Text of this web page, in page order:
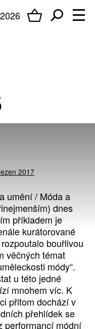
2017
umění / Móda a
dnes
příkladem je
kurátorované
bouřlivou
věčných témat
módy“.
u této jedné
mnohem víc. K
přitom dochází v
přehlídek se
performancí módní